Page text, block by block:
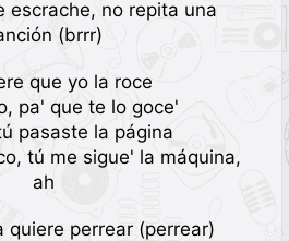
escrache, no repita una
(brrr)
que yo la roce
pa' que te lo goce'
pasaste la página
tú me sigue' la máquina,
ah
quiere perrear (perrear)